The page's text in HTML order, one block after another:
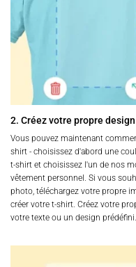
2. Créez votre propre design
Vous pouvez maintenant
shirt - choisissez d'abord une
t-shirt et choisissez l'un de nos
vêtement personnel. Si vous
photo, téléchargez votre propre
créer votre t-shirt. Créez votre
votre texte ou un design prédéfini.